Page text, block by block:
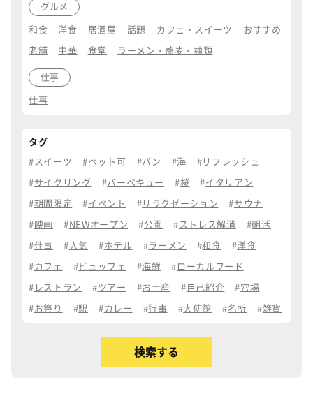
グルメ
和食 洋食 居酒屋 話題 カフェ・スイーツ おすすめ
老舗 中華 食堂 ラーメン・蕎麦・麺類
仕事
仕事
タグ
スイーツ ペット可 パン 海 リフレッシュ
サイクリング バーベキュー 桜 イタリアン
期間限定 イベント リラクゼーション サウナ
映画 NEWオープン 公園 ストレス解消 朝活
仕事 人気 ホテル ラーメン 和食 洋食
カフェ ビュッフェ 海鮮 ローカルフード
レストラン ツアー お土産 自己紹介 穴場
お祭り 駅 カレー 行事 大使館 名所 雑貨